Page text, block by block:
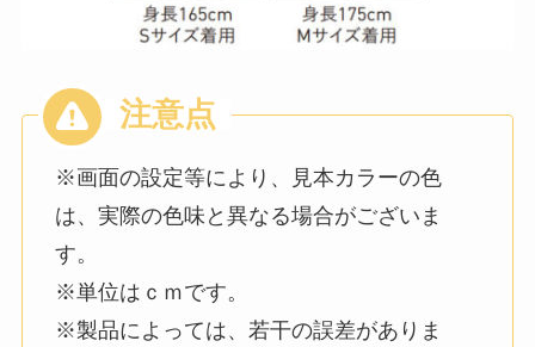
※画面の設定等により、見本カラーの色
は、実際の色味と異なる場合がございま
す。
※単位はｃｍです。
※製品によっては、若干の誤差がありま